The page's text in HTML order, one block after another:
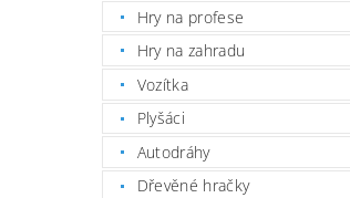
Hry na profese
Hry na zahradu
Vozítka
Plyšáci
Autodráhy
Dřevěné hračky